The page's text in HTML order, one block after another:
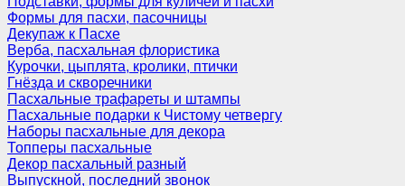
Формы для пасхи, пасочницы
Декупаж к Пасхе
Верба, пасхальная флористика
Курочки, цыплята, кролики, птички
Гнёзда и скворечники
Пасхальные трафареты и штампы
Пасхальные подарки к Чистому четвергу
Наборы пасхальные для декора
Топперы пасхальные
Декор пасхальный разный
Выпускной, последний звонок